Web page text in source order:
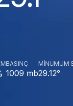
BASINÇ
1009 mb
MINUMUM
29.12°